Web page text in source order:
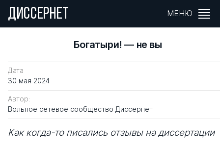
ДИССЕРНЕТ МЕНЮ
Богатыри! — не вы
Дата
30 мая 2024
Автор:
Вольное сетевое сообщество Диссернет
Как когда-то писались отзывы на диссертации